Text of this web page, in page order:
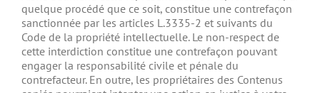
quelque procédé que ce soit, constitue une contrefaçon
sanctionnée par les articles L.3335-2 et suivants du
Code de la propriété intellectuelle. Le non-respect de
cette interdiction constitue une contrefaçon pouvant
engager la responsabilité civile et pénale du
contrefacteur. En outre, les propriétaires des Contenus